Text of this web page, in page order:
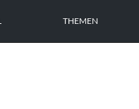
THEMEN